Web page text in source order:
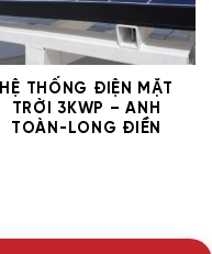
HỆ THỐNG ĐIỆN MẶT
TRỜI 3KWP – ANH
TOÀN-LONG ĐIỀN